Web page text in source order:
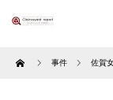
Home 事件 佐賀